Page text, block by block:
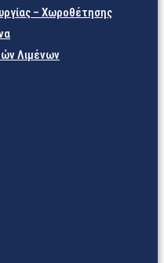
– Χωροθέτησης
Λιμένων